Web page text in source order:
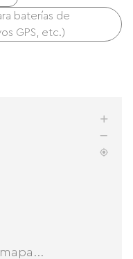
baterías de
GPS, etc.)